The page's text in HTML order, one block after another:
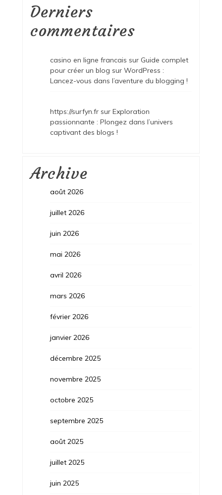
Derniers
commentaires
casino en ligne francais sur Guide complet
pour créer un blog sur WordPress :
Lancez-vous dans l’aventure du blogging !
https://surfyn.frsur Exploration
passionnante : Plongez dans l’univers
captivant des blogs !
Archive
août 2026
juillet 2026
juin 2026
mai 2026
avril 2026
mars 2026
février 2026
janvier 2026
décembre 2025
novembre 2025
octobre 2025
septembre 2025
août 2025
juillet 2025
juin 2025